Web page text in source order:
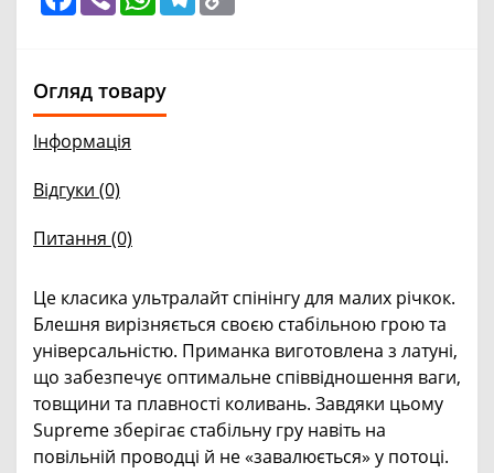
Огляд товару
Інформація
Відгуки (0)
Питання (0)
Це класика ультралайт спінінгу для малих річкок.
Блешня вирізняється своєю стабільною грою та
універсальністю. Приманка виготовлена з латуні,
що забезпечує оптимальне співвідношення ваги,
товщини та плавності коливань. Завдяки цьому
Supreme зберігає стабільну гру навіть на
повільній проводці й не «завалюється» у потоці.